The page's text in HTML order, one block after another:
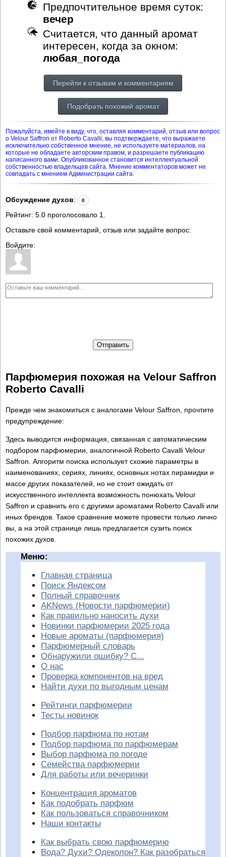
Предпочтительное время суток:
вечер
Считается, что данный аромат
интересен, когда за окном:
любая_погода
Перейти к отзывам и комментариям
Подобрать похожий аромат
Пожалуйста, имейте в виду, что, оставляя комментарий, отзыв или вопрос
о Velour Saffron от Roberto Cavalli, вы подтверждаете, что выражаете
исключительно собственное мнение, не используете материалов, на
которые не обладаете авторским правом, и разрешаете публикацию
написанного вами. Опубликованное становится интеллектуальной
собственностью владельцев сайта. Мнение комментаторов может не
совпадать с мнением Администрации сайта.
Обсуждение духов: 0
Рейтинг: 5.0 проголосовало 1
Оставьте свой комментарий, отзыв или задайте вопрос:
Войдите:
Отправить
Парфюмерия похожая на Velour Saffron
Roberto Cavalli
Прежде чем знакомиться с аналогами Velour Saffron, прочтите
предупреждение:
Здесь выводится информация, связанная с автоматическим
подбором парфюмерии, аналогичной Roberto Cavalli Velour
Saffron. Алгоритм поиска использует схожие параметры в
наименованиях, сериях, линиях, основных нотах пирамидки и
массе других показателей, но не стоит ожидать от
искусственного интеллекта возможность понюхать Velour
Saffron и сравнить его с другими ароматами Roberto Cavalli или
иных брендов. Такое сравнение можете провести только лично
вы, а на этой странице лишь предлагается сузить поиск
похожих духов.
Меню:
Главная страница
Поиск Яндексом
Полный справочник
AKNews (Новости парфюмерии)
Как правильно наносить духи
Новинки парфюмерии 2025 года
Новые ароматы (парфюмерия)
Парфюмерный словарь
Обнаружили ошибку? С...
О нас
Проверка компонентов на вред
Найти духи по выгодным ценам
Рейтинги парфюмерии
Тесты новинок
Подбор парфюма по нотам
Подбор парфюма по парфюмерам
Выбор парфюма по погоде
Семейства парфюмерии
Для работы или вечеринки
Концентрация ароматов
Как подобрать парфюм
Как пользоваться справочником
Наши контакты
Как выбрать свою парфюмерию
Вода? Духи? Одеколон? Как разобраться